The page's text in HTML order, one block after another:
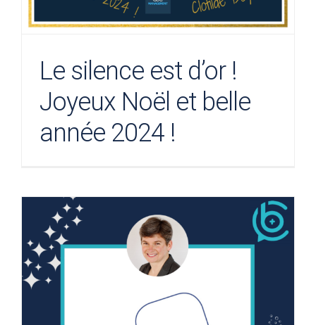
Le silence est d’or !
Joyeux Noël et belle
année 2024 !